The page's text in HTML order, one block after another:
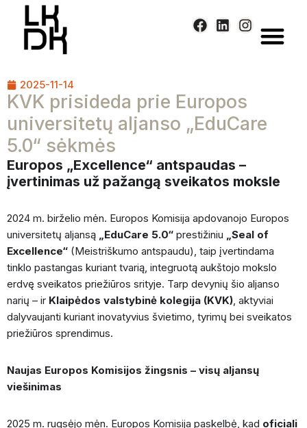
Skip
2025-11-14
KVK prisideda prie Europos
universitetų aljanso „EduCare
5.0“ sėkmės
Europos „Excellence“ antspaudas –
įvertinimas už pažangą sveikatos moksle
2024 m. birželio mėn. Europos Komisija apdovanojo Europos
universitetų aljansą „EduCare 5.0“ prestižiniu „Seal of
Excellence“ (Meistriškumo antspaudu), taip įvertindama
tinklo pastangas kuriant tvarią, integruotą aukštojo mokslo
erdvę sveikatos priežiūros srityje. Tarp devynių šio aljanso
narių – ir Klaipėdos valstybinė kolegija (KVK), aktyviai
dalyvaujanti kuriant inovatyvius švietimo, tyrimų bei sveikatos
priežiūros sprendimus.
Naujas Europos Komisijos žingsnis – visų aljansų
viešinimas
2025 m. rugsėjo mėn. Europos Komisija paskelbė, kad oficiali